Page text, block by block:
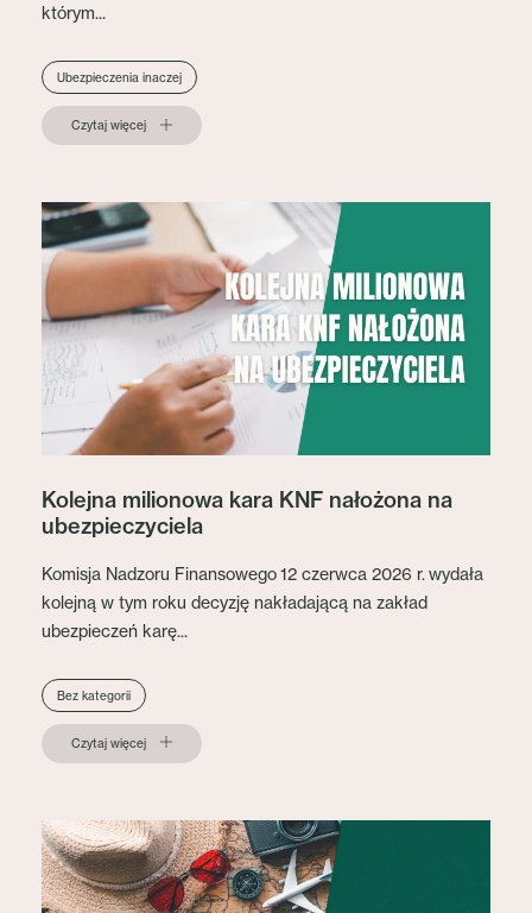
którym...
Ubezpieczenia inaczej
Czytaj więcej
Kolejna milionowa kara KNF nałożona na
ubezpieczyciela
Komisja Nadzoru Finansowego 12 czerwca 2026 r. wydała
kolejną w tym roku decyzję nakładającą na zakład
ubezpieczeń karę...
Bez kategorii
Czytaj więcej